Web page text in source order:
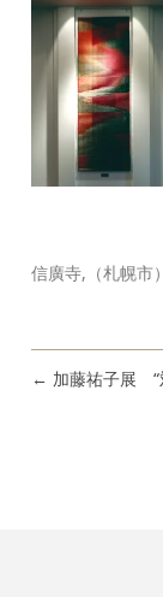
信廣寺,（札幌
投稿ナ
← 加藤祐子展 “